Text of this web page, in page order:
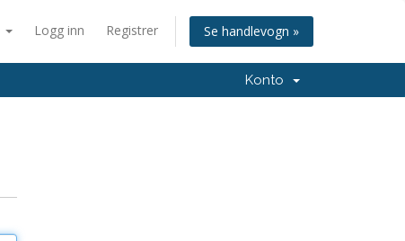
Logg inn Registrer Se handlevogn »
Konto